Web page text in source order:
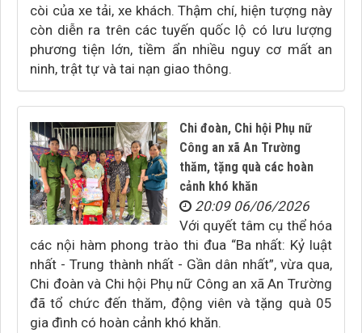
còi của xe tải, xe khách. Thậm chí, hiện tượng này
còn diễn ra trên các tuyến quốc lộ có lưu lượng
phương tiện lớn, tiềm ẩn nhiều nguy cơ mất an
ninh, trật tự và tai nạn giao thông.
Chi đoàn, Chi hội Phụ nữ
Công an xã An Trường
thăm, tặng quà các hoàn
cảnh khó khăn
20:09 06/06/2026
Với quyết tâm cụ thể hóa
các nội hàm phong trào thi đua “Ba nhất: Kỷ luật
nhất - Trung thành nhất - Gần dân nhất”, vừa qua,
Chi đoàn và Chi hội Phụ nữ Công an xã An Trường
đã tổ chức đến thăm, động viên và tặng quà 05
gia đình có hoàn cảnh khó khăn.